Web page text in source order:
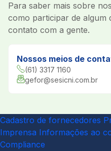
Para saber mais sobre
como participar de algum
contato com a gente.
Nossos meios de
(61) 3317 1160
gefor@sesicni.com.br
Cadastro de fornecedores
Imprensa Informações ao
Compliance